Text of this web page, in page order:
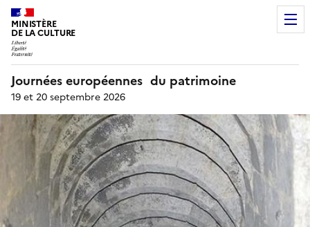
MINISTÈRE
DE LA CULTURE
Journées européennes du patrimoine
19 et 20 septembre 2026